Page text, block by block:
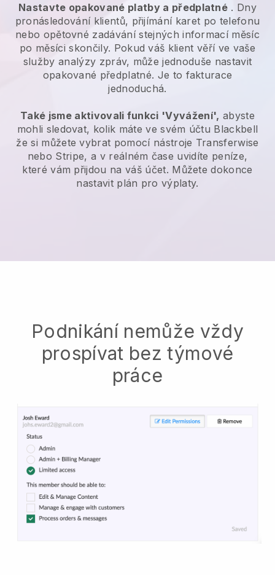
Nastavte opakované platby a předplatné . Dny
pronásledování klientů, přijímání karet po telefonu
nebo opětovné zadávání stejných informací měsíc
po měsíci skončily. Pokud váš klient věří ve vaše
služby analýzy zpráv, může jednoduše nastavit
opakované předplatné. Je to fakturace
jednoduchá.
Také jsme aktivovali funkci 'Vyvážení', abyste
mohli sledovat, kolik máte ve svém účtu Blackbell
že si můžete vybrat pomocí nástroje Transferwise
nebo Stripe, a v reálném čase uvidíte peníze,
které vám přijdou na váš účet. Můžete dokonce
nastavit plán pro výplaty.
Podnikání nemůže vždy
prospívat bez týmové
práce